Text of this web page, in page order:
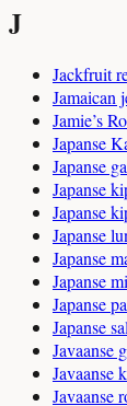
J
Jackfruit
Jamaican
Jamie’s
Japanse
Japanse
Japanse
Japanse
Japanse
Japanse
Japanse
Japanse
Japanse
Javaanse
Javaanse
Javaanse